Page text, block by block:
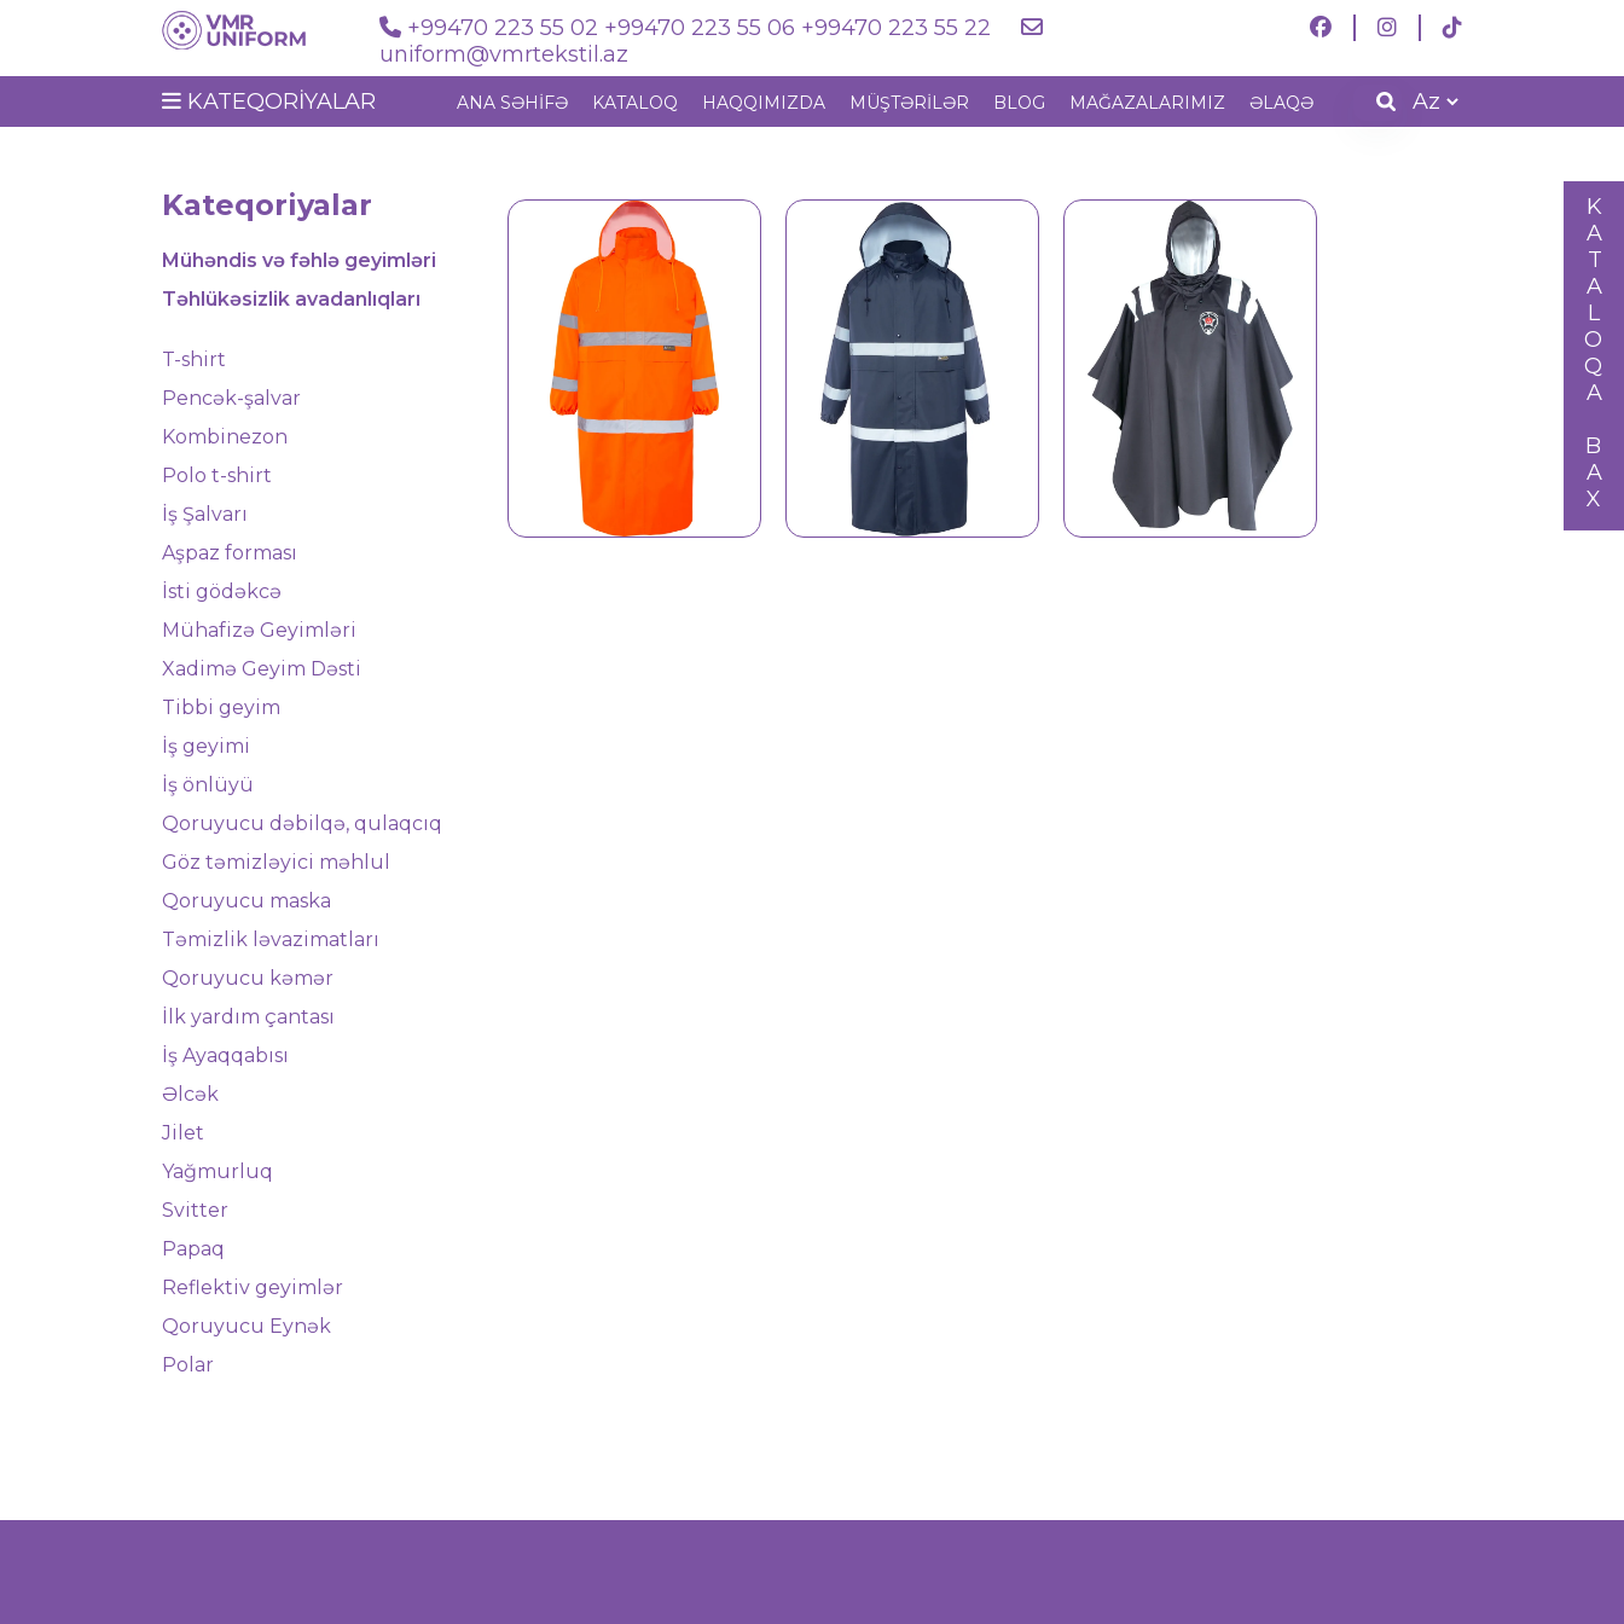
+99470 223 55 02 +99470 223 55 06 +99470 223 55 22
uniform@vmrtekstil.az
KATEQORIYALAR
ANA SƏHIFƏ KATALOQ HAQQIMIZDA MÜŞTƏRILƏR BLOG MAĞAZALARIMIZ ƏLAQƏ
KATALOQA BAX
Kateqoriyalar
Mühəndis və fəhlə geyimləri
Təhlükəsizlik avadanlıqları
T-shirt
Pencək-şalvar
Kombinezon
Polo t-shirt
İş Şalvarı
Aşpaz forması
İsti gödəkcə
Mühafizə Geyimləri
Xadimə Geyim Dəsti
Tibbi geyim
İş geyimi
İş önlüyü
Qoruyucu dəbilqə, qulaqcıq
Göz təmizləyici məhlul
Qoruyucu maska
Təmizlik ləvazimatları
Qoruyucu kəmər
İlk yardım çantası
İş Ayaqqabısı
Əlcək
Jilet
Yağmurluq
Svitter
Papaq
Reflektiv geyimlər
Qoruyucu Eynək
Polar
Yağmurluq 16102 Yağmurluq 16104 Yağmurluq 16111